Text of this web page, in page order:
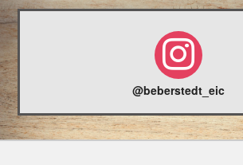
@beberstedt_eic